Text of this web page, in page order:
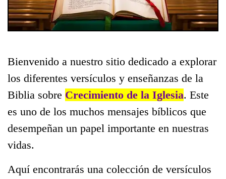
Bienvenido a nuestro sitio dedicado a explorar
los diferentes versículos y enseñanzas de la
Biblia sobre Crecimiento de la Iglesia. Este
es uno de los muchos mensajes bíblicos que
desempeñan un papel importante en nuestras
vidas.
Aquí encontrarás una colección de versículos